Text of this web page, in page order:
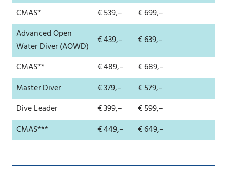
CMAS* € 539,–
€ 699,–
Advanced Open
Water Diver (AOWD)
€ 439,– € 639,–
CMAS** € 489,–
€ 689,–
Master Diver
€ 379,–
€ 579,–
Dive Leader
€ 399,–
€ 599,–
CMAS***
€ 449,– € 649,–